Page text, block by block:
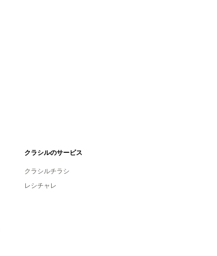
クラシルのサービス
クラシルチラシ
レシチャレ